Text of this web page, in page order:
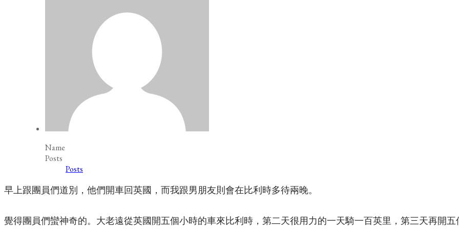
Name
Posts
Posts
早上跟團員們道別，他們開車回英國，而我跟男朋友則會在比利時多待兩晚。
覺得團員們蠻神奇的。大老遠從英國開五個小時的車來比利時，第二天很用力的一天騎一百英里，第三天再開五